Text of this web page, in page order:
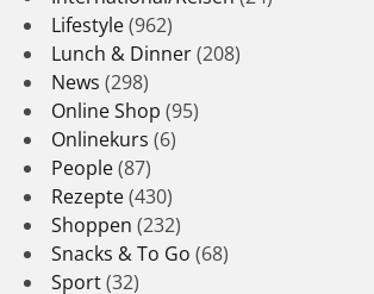
Lifestyle(962)
Lunch & Dinner(208)
News (298)
Online Shop (95)
Onlinekurs (6)
People(87)
Rezepte(430)
Shoppen (232)
Snacks & To Go (68)
Sport(32)